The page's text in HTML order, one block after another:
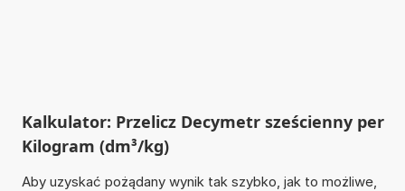
Kalkulator: Przelicz Decymetr sześcienny per
Kilogram (dm³/kg)
Aby uzyskać pożądany wynik tak szybko, jak to możliwe,